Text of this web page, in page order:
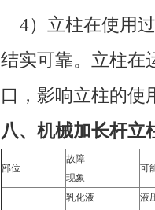
4）立柱在使用
结实可靠。立柱在
口，影响立柱的使
八、机械加长杆立
部位
故障
现象
可
乳化液
液